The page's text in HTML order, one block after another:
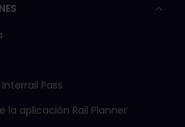
Pass
la aplicación Rail Planner